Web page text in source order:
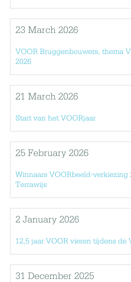
23 March 2026
VOOR Bruggenbouwers, thema
2026
21 March 2026
Start van het VOORjaar
25 February 2026
Winnaars VOORbeeld-verkiezing
Terrawijs
2 January 2026
12,5 jaar VOOR vieren tijdens de
31 December 2025